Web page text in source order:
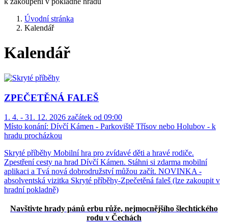
Úvodní stránka
Kalendář
Kalendář
ZPEČETĚNÁ FALEŠ
1. 4. - 31. 12. 2026 začátek od 09:00
Místo konání: Dívčí Kámen - Parkoviště Třísov nebo Holubov - k
hradu procházkou
Skryté příběhy Mobilní hra pro zvídavé děti a hravé rodiče.
Zpestření cesty na hrad Dívčí Kámen. Stáhni si zdarma mobilní
aplikaci a Tvá nová dobrodružství můžou začít. NOVINKA -
absolventská vizitka Skryté příběhy-Zpečetěná faleš (lze zakoupit v
hradní pokladně)
Navštivte hrady pánů erbu růže, nejmocnějšího šlechtického
rodu v Čechách